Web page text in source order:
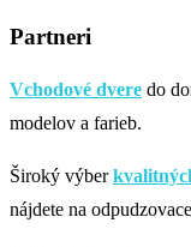
Partneri
Vchodové dvere do
modelov a farieb.
Široký výber
nájdete na